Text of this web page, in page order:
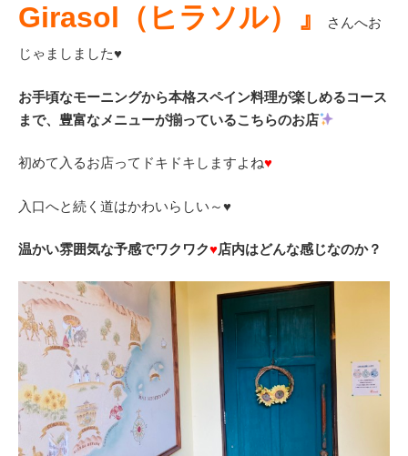
Girasol（ヒラソル）』
さんへお
じゃましました♥
お手頃なモーニングから本格スペイン料理が楽しめるコース
まで、豊富なメニューが揃っているこちらのお店
初めて入るお店ってドキドキしますよね♥
入口へと続く道はかわいらしい～♥
温かい雰囲気な予感でワクワク♥店内はどんな感じなのか？